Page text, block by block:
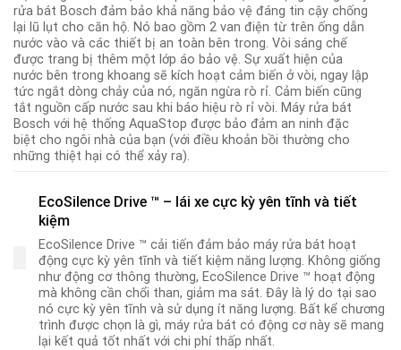
rửa bát Bosch đảm bảo khả năng bảo vệ đáng tin cậy chống
lại lũ lụt cho căn hộ. Nó bao gồm 2 van điện từ trên ống dẫn
nước vào và các thiết bị an toàn bên trong. Vòi sáng chế
được trang bị thêm một lớp áo bảo vệ. Sự xuất hiện của
nước bên trong khoang sẽ kích hoạt cảm biến ở vòi, ngay lập
tức ngắt dòng chảy của nó, ngăn ngừa rò rỉ. Cảm biến cũng
tắt nguồn cấp nước sau khi báo hiệu rò rỉ vòi. Máy rửa bát
Bosch với hệ thống AquaStop được bảo đảm an ninh đặc
biệt cho ngôi nhà của bạn (với điều khoản bồi thường cho
những thiệt hại có thể xảy ra).
EcoSilence Drive ™ – lái xe cực kỳ yên tĩnh và tiết
kiệm
EcoSilence Drive ™ cải tiến đảm bảo máy rửa bát hoạt
động cực kỳ yên tĩnh và tiết kiệm năng lượng. Không giống
như động cơ thông thường, EcoSilence Drive ™ hoạt động
mà không cần chổi than, giảm ma sát. Đây là lý do tại sao
nó cực kỳ yên tĩnh và sử dụng ít năng lượng. Bất kể chương
trình được chọn là gì, máy rửa bát có động cơ này sẽ mang
lại kết quả tốt nhất với chi phí thấp nhất.